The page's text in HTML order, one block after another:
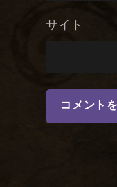
サイト